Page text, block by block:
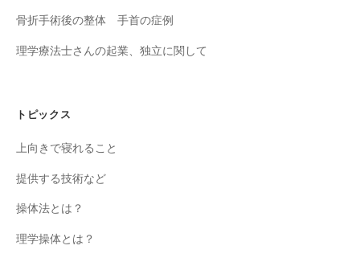
骨折手術後の整体 手首の症例
理学療法士さんの起業、独立に関して
トピックス
上向きで寝れること
提供する技術など
操体法とは？
理学操体とは？